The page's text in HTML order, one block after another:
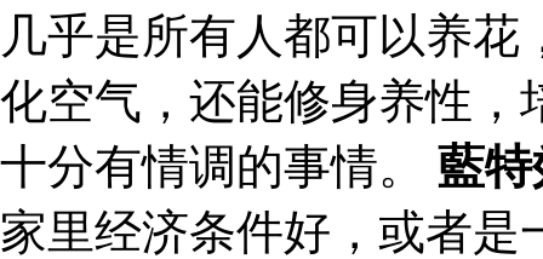
几乎是所有人都可以养
化空气，还能修身养性，
十分有情调的事情。 藍
家里经济条件好，或者